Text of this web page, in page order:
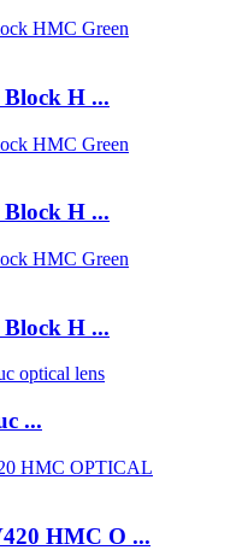
H ...
H ...
H ...
...
HMC O ...